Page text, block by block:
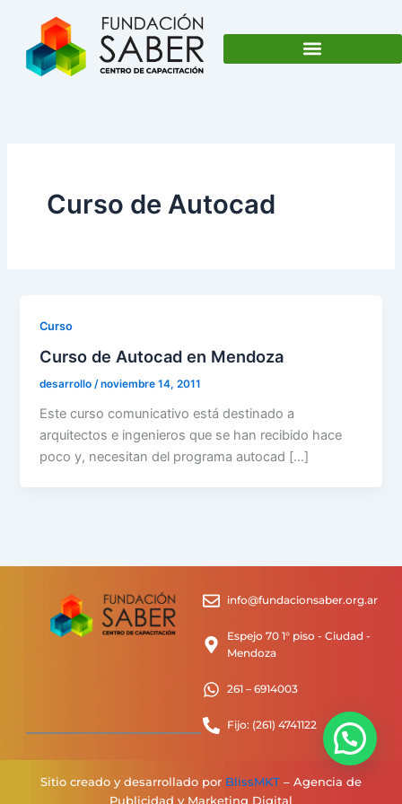
contenido
Curso de Autocad
Curso
Curso de Autocad en Mendoza
desarrollo/noviembre 14, 2011
Este curso comunicativo está destinado a
arquitectos e ingenieros que se han recibido hace
poco y, necesitan del programa autocad […]
info@fundacionsaber.org.ar
Espejo 70 1° piso - Ciudad -
Mendoza
261 – 6914003
Fijo: (261) 4741122
Sitio creado y desarrollado por BlissMKT – Agencia de
Publicidad y Marketing Digital